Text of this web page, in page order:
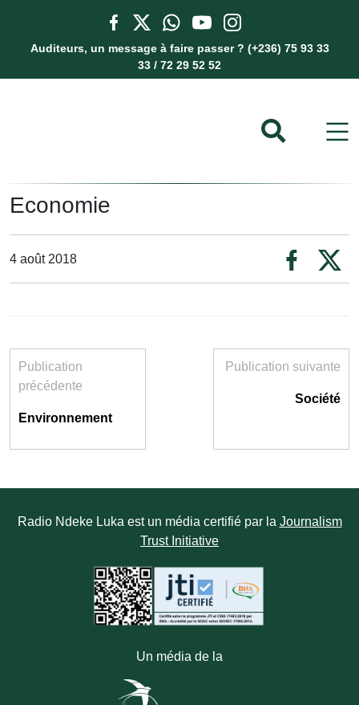
Auditeurs, un message à faire passer ? (+236) 75 93 33
33 / 72 29 52 52
Economie
4 août 2018
Publication
précédente
Environnement
Publication suivante
Société
Radio Ndeke Luka est un média certifié par la Journalism
Trust Initiative
Un média de la